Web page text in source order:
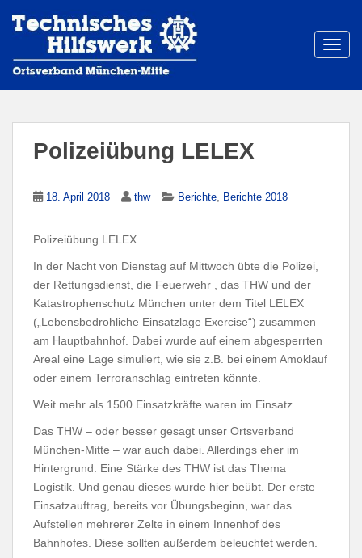
Polizeiübung LELEX
18. April 2018 thw Berichte Berichte 2018
Polizeiübung LELEX
In der Nacht von Dienstag auf Mittwoch übte die Polizei,
der Rettungsdienst, die Feuerwehr , das THW und der
Katastrophenschutz München unter dem Titel LELEX
(„Lebensbedrohliche Einsatzlage Exercise“) zusammen
am Hauptbahnhof. Dabei wurde auf einem abgesperrten
Areal eine Lage simuliert, wie sie z.B. bei einem Amoklauf
oder einem Terroranschlag eintreten könnte.
Weit mehr als 1500 Einsatzkräfte waren im Einsatz.
Das THW – oder besser gesagt unser Ortsverband
München-Mitte – war auch dabei. Allerdings eher im
Hintergrund. Eine Stärke des THW ist das Thema
Logistik. Und genau dieses wurde hier beübt. Der erste
Einsatzauftrag, bereits vor Übungsbeginn, war das
Aufstellen mehrerer Zelte in einem Innenhof des
Bahnhofes. Diese sollten außerdem beleuchtet werden.